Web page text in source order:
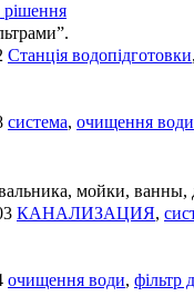
рішення
Станція водопідготовки,
система, очищення води
мойки,
КАНАЛИЗАЦИЯ,
очищення води, фільтр